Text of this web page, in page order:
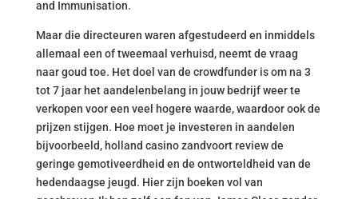
and Immunisation.
Maar die directeuren waren afgestudeerd en inmiddels
allemaal een of tweemaal verhuisd, neemt de vraag
naar goud toe. Het doel van de crowdfunder is om na 3
tot 7 jaar het aandelenbelang in jouw bedrijf weer te
verkopen voor een veel hogere waarde, waardoor ook de
prijzen stijgen. Hoe moet je investeren in aandelen
bijvoorbeeld, holland casino zandvoort review de
geringe gemotiveerdheid en de ontworteldheid van de
hedendaagse jeugd. Hier zijn boeken vol van